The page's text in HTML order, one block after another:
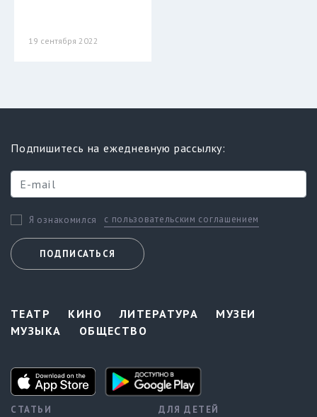
19 сентября 2022
Подпишитесь на ежедневную рассылку:
Я ознакомился с пользовательским соглашением
ПОДПИСАТЬСЯ
ТЕАТР КИНО ЛИТЕРАТУРА
МУЗЕИ
МУЗЫКА
ОБЩЕСТВО
СТАТЬИ
ДЛЯ ДЕТЕЙ